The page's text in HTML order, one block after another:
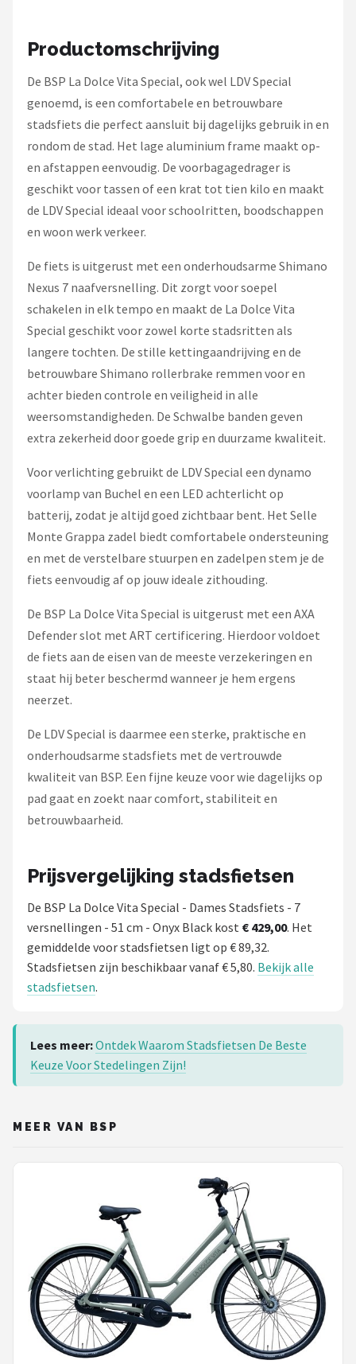
Voltano
Shimano
Cortina
Alle merken →
Productomschrijving
De BSP La Dolce Vita Special, ook wel LDV Special
genoemd, is een comfortabele en betrouwbare
stadsfiets die perfect aansluit bij dagelijks gebruik in en
rondom de stad. Het lage aluminium frame maakt op-
en afstappen eenvoudig. De voorbagagedrager is
geschikt voor tassen of een krat tot tien kilo en maakt
de LDV Special ideaal voor schoolritten, boodschappen
en woon werk verkeer.
De fiets is uitgerust met een onderhoudsarme Shimano
Nexus 7 naafversnelling. Dit zorgt voor soepel
schakelen in elk tempo en maakt de La Dolce Vita
Special geschikt voor zowel korte stadsritten als
langere tochten. De stille kettingaandrijving en de
betrouwbare Shimano rollerbrake remmen voor en
achter bieden controle en veiligheid in alle
weersomstandigheden. De Schwalbe banden geven
extra zekerheid door goede grip en duurzame kwaliteit.
Voor verlichting gebruikt de LDV Special een dynamo
voorlamp van Buchel en een LED achterlicht op
batterij, zodat je altijd goed zichtbaar bent. Het Selle
Monte Grappa zadel biedt comfortabele ondersteuning
en met de verstelbare stuurpen en zadelpen stem je de
fiets eenvoudig af op jouw ideale zithouding.
De BSP La Dolce Vita Special is uitgerust met een AXA
Defender slot met ART certificering. Hierdoor voldoet
de fiets aan de eisen van de meeste verzekeringen en
staat hij beter beschermd wanneer je hem ergens
neerzet.
De LDV Special is daarmee een sterke, praktische en
onderhoudsarme stadsfiets met de vertrouwde
kwaliteit van BSP. Een fijne keuze voor wie dagelijks op
pad gaat en zoekt naar comfort, stabiliteit en
betrouwbaarheid.
Prijsvergelijking stadsfietsen
De BSP La Dolce Vita Special - Dames Stadsfiets - 7
versnellingen - 51 cm - Onyx Black kost € 429,00. Het
gemiddelde voor stadsfietsen ligt op € 89,32.
Stadsfietsen zijn beschikbaar vanaf € 5,80. Bekijk alle
stadsfietsen.
Lees meer:Ontdek Waarom Stadsfietsen De Beste
Keuze Voor Stedelingen Zijn!
MEER VAN BSP